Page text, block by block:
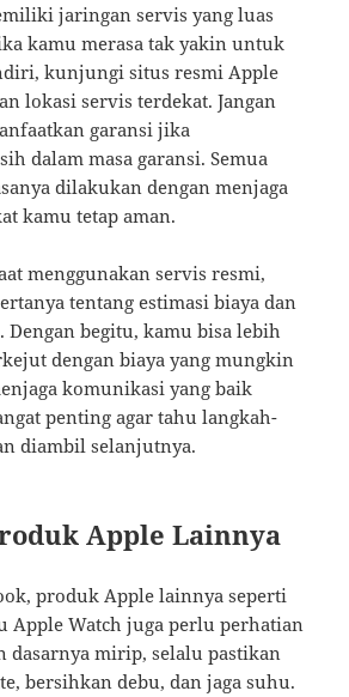
jaringan servis yang luas
kamu merasa tak yakin untuk
kunjungi situs resmi Apple
lokasi servis terdekat. Jangan
garansi jika
dalam masa garansi. Semua
dilakukan dengan menjaga
kamu tetap aman.
menggunakan servis resmi,
tentang estimasi biaya dan
begitu, kamu bisa lebih
dengan biaya yang mungkin
komunikasi yang baik
penting agar tahu langkah-
diambil selanjutnya.
Apple Lainnya
produk Apple lainnya seperti
Apple Watch juga perlu perhatian
dasarnya mirip, selalu pastikan
bersihkan debu, dan jaga suhu.